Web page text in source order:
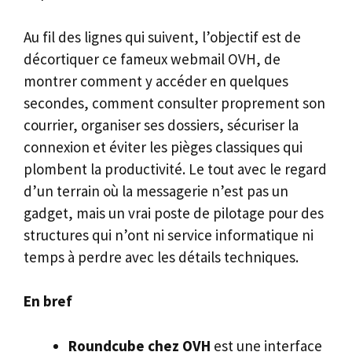
Au fil des lignes qui suivent, l’objectif est de
décortiquer ce fameux webmail OVH, de
montrer comment y accéder en quelques
secondes, comment consulter proprement son
courrier, organiser ses dossiers, sécuriser la
connexion et éviter les pièges classiques qui
plombent la productivité. Le tout avec le regard
d’un terrain où la messagerie n’est pas un
gadget, mais un vrai poste de pilotage pour des
structures qui n’ont ni service informatique ni
temps à perdre avec les détails techniques.
En bref
Roundcube chez OVH est une interface